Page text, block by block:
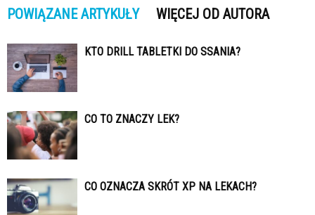
POWIĄZANE ARTYKUŁY WIĘCEJ OD AUTORA
KTO DRILL TABLETKI DO SSANIA?
CO TO ZNACZY LEK?
CO OZNACZA SKRÓT XP NA LEKACH?